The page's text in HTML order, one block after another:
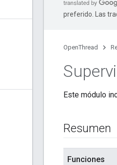
preferido. Las
OpenThread
Este módulo
Resumen
Funciones